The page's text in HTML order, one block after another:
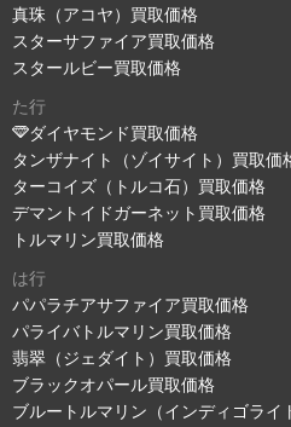
真珠（アコヤ）買取価格
スターサファイア買取価格
スタールビー買取価格
た行
ダイヤモンド買取価格
タンザナイト（ゾイサイト）買取価
ターコイズ（トルコ石）買取価格
デマントイドガーネット買取価格
トルマリン買取価格
は行
パパラチアサファイア買取価格
パライバトルマリン買取価格
翡翠（ジェダイト）買取価格
ブラックオパール買取価格
ブルートルマリン（インディゴライ